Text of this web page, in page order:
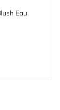
Eau